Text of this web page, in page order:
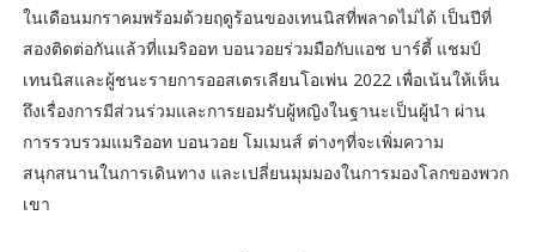
ในเดือนมกราคมพร้อมด้วยฤดูร้อนของเทนนิสที่พลาดไม่ได้ เป็นปีที่
สองติดต่อกันแล้วที่แมริออท บอนวอยร่วมมือกับแอช บาร์ตี้ แชมป์
เทนนิสและผู้ชนะรายการออสเตรเลียนโอเพ่น 2022 เพื่อเน้นให้เห็น
ถึงเรื่องการมีส่วนร่วมและการยอมรับผู้หญิงในฐานะเป็นผู้นำ ผ่าน
การรวบรวมแมริออท บอนวอย โมเมนส์ ต่างๆที่จะเพิ่มความ
สนุกสนานในการเดินทาง และเปลี่ยนมุมมองในการมองโลกของพวก
เขา